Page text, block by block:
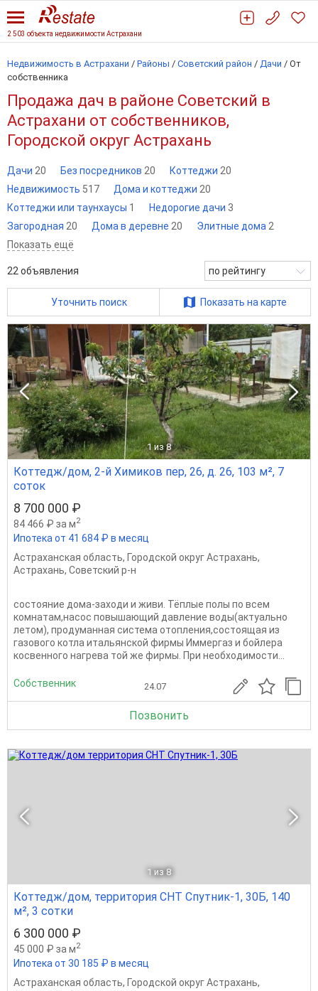
2 503 объекта недвижимости Астрахани
Недвижимость в Астрахани / Районы / Советский район / Дачи / От
собственника
Продажа дач в районе Советский в
Астрахани от собственников,
Городской округ Астрахань
Дачи 20 Без посредников 20 Коттеджи 20
Недвижимость 517 Дома и коттеджи 20
Коттеджи или таунхаусы 1 Недорогие дачи 3
Загородная 20 Дома в деревне 20 Элитные дома 2
Показать ещё
22 объявления по рейтингу
Уточнить поиск Показать на карте
1 из 8
Коттедж/дом, 2-й Химиков пер, 26, д. 26, 103 м², 7
соток
8 700 000 ₽
84 466 ₽ за м2
Ипотека от 41 684 ₽ в месяц
Астраханская область, Городской округ Астрахань,
Астрахань, Советский р-н
состояние дома-заходи и живи. Тёплые полы по всем
комнатам,насос повышающий давление воды(актуально
летом), продуманная система отопления,состоящая из
газового котла итальянской фирмы Иммергаз и бойлера
косвенного нагрева той же фирмы. При необходимости...
Собственник 24.07
Позвонить
1 из 8
Коттедж/дом, территория СНТ Спутник-1, 30Б, 140
м², 3 сотки
6 300 000 ₽
45 000 ₽ за м2
Ипотека от 30 185 ₽ в месяц
Астраханская область, Городской округ Астрахань,